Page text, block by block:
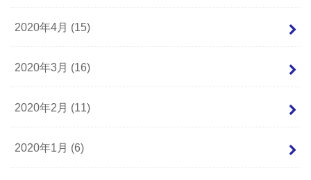
2020年4月 (15)
2020年3月 (16)
2020年2月 (11)
2020年1月 (6)